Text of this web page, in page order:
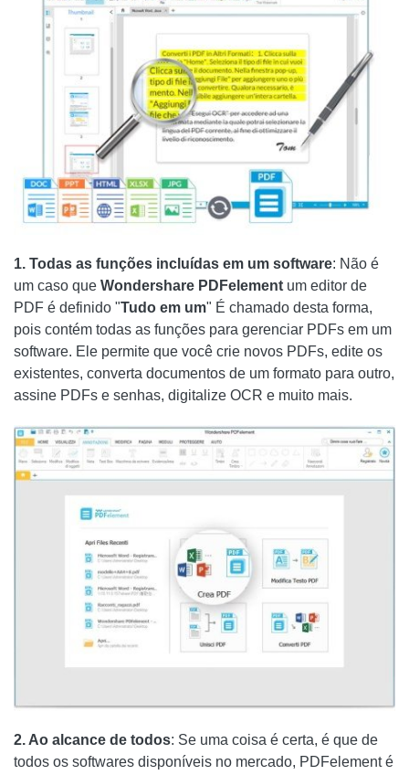
1. Todas as funções incluídas em um software: Não é
um caso que Wondershare PDFelement um editor de
PDF é definido "Tudo em um" É chamado desta forma,
pois contém todas as funções para gerenciar PDFs em um
software. Ele permite que você crie novos PDFs, edite os
existentes, converta documentos de um formato para outro,
assine PDFs e senhas, digitalize OCR e muito mais.
2. Ao alcance de todos: Se uma coisa é certa, é que de
todos os softwares disponíveis no mercado, PDFelement é